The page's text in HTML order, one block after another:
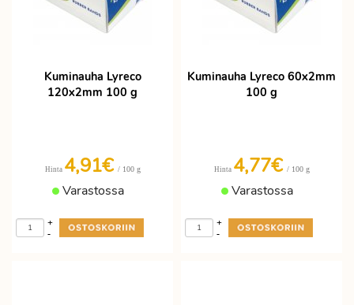
Kuminauha Lyreco
120x2mm 100 g
Hinta 4,91€ / 100 g
Varastossa
-
+
Kuminauha Lyreco 60x2mm
100 g
Hinta 4,77€ / 100 g
Varastossa
-
+